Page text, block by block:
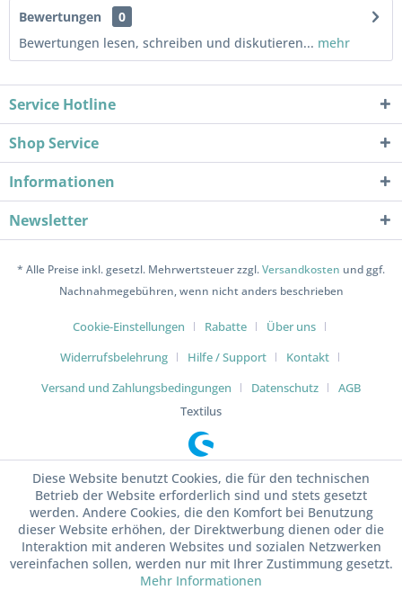
Bewertungen
0
Bewertungen lesen, schreiben und diskutieren... mehr
Service Hotline
Shop Service
Informationen
Newsletter
* Alle Preise inkl. gesetzl. Mehrwertsteuer zzgl.Versandkosten und ggf.
Nachnahmegebühren, wenn nicht anders beschrieben
Cookie-Einstellungen Rabatte
Über uns
Widerrufsbelehrung
Hilfe / Support
Kontakt
Versand und Zahlungsbedingungen
Datenschutz
AGB
Textilus
Diese Website benutzt Cookies, die für den technischen
Betrieb der Website erforderlich sind und stets gesetzt
werden. Andere Cookies, die den Komfort bei Benutzung
dieser Website erhöhen, der Direktwerbung dienen oder die
Interaktion mit anderen Websites und sozialen Netzwerken
vereinfachen sollen, werden nur mit Ihrer Zustimmung gesetzt.
Mehr Informationen